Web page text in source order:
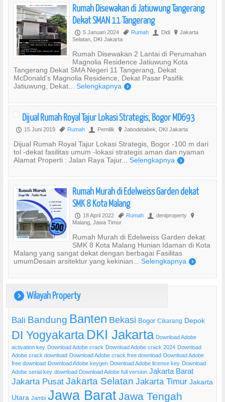
Rumah Disewakan di Jatiuwung Tangerang
Dekat SMAN 11 Tangerang
P 5 Januari 2024 , Rumah U Didi ? Jakarta
Selatan, DKI Jakarta
Rumah Disewakan 2 Lantai di Perumahan
Magnolia Residence Jatiuwung Kota
Tangerang Dekat SMA Negeri 11 Tangerang, Dekat
McDonald’s Magnolia Residence, Dekat Pasar Pasifik
Jatiuwung, Dekat... Selengkapnya )
Dijual Rumah Royal Tajur Lokasi Strategis, Bogor MD693
P 15 Juni 2019 , Rumah U Pemilik ? Jabodetabek, DKI Jakarta
Dijual Rumah Royal Tajur Lokasi Strategis, Bogor -100 m dari
tol -dekat fasilitas umum -lokasi strategis aman dan nyaman
Alamat Properti : Jalan Raya Tajur... Selengkapnya )
Rumah Murah di Edelweiss Garden dekat
SMK 8 Kota Malang
P 18 April 2022 , Rumah U deniproperty ?
Malang, Jawa Timur
Rumah Murah di Edelweiss Garden dekat
SMK 8 Kota Malang Hunian Idaman di Kota
Malang yang sangat dekat dengan berbagai Fasilitas
umumDesain arsitektur yang kekinian... Selengkapnya )
) Wilayah Property
Bali Bandung Banten Bekasi Bogor Cikarang Depok
DI Yogyakarta DKI Jakarta Download Adobe
activation key Download Adobe crack Download Adobe crack 2024 Download
Adobe crack download Download Adobe crack free download Download Adobe
free download Download Adobe keygen Download Adobe license key Download
Adobe serial key download Download Adobe full version Jakarta Barat
Jakarta Pusat Jakarta Selatan Jakarta Timur Jakarta
Utara Jambi Jawa BaratJawa Tengah